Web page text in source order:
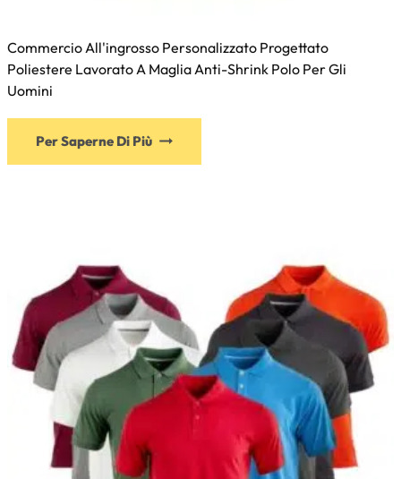
Commercio All'ingrosso Personalizzato Progettato
Poliestere Lavorato A Maglia Anti-Shrink Polo Per Gli
Uomini
Per Saperne Di Più